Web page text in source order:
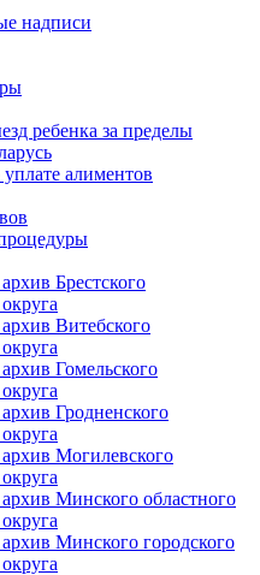
надписи
ребенка за пределы
алиментов
Брестского
Витебского
Гомельского
Гродненского
Могилевского
Минского областного
Минского городского